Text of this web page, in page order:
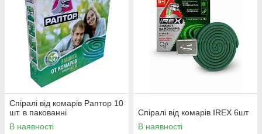
Спіралі від комарів Раптор 10
шт. в пакованні
В наявності
Спіралі від комарів IREX 6шт
В наявності